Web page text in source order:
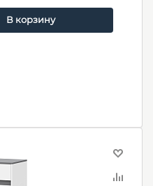
В корзину